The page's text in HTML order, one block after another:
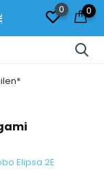
0 0
Elipsa 2E